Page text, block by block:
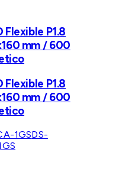
Flexible P1.8
mm / 600
Flexible P1.8
mm / 600
1GSDS-